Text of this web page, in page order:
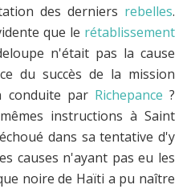
des derniers rebelles.
que le rétablissement
n'était pas la cause
du succès de la mission
conduite par Richepance ?
instructions à Saint
dans sa tentative d'y
causes n'ayant pas eu les
noire de Haïti a pu naître